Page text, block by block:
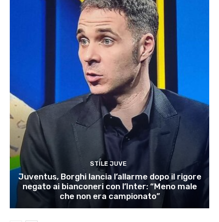
STILE JUVE
Juventus, Borghi lancia l’allarme dopo il rigore
negato ai bianconeri con l’Inter: “Meno male
che non era campionato”